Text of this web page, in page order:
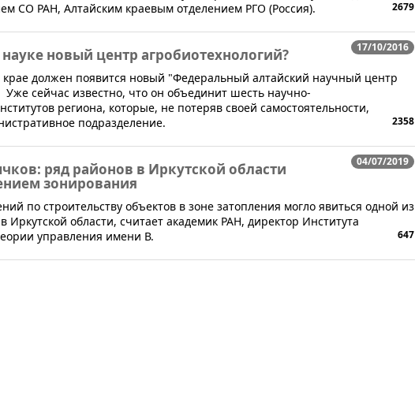
СО РАН, Алтайским краевым отделением РГО (Россия).
2679
17/10/2016
новый центр агробиотехнологий?
крае должен появится новый "Федеральный алтайский научный центр
Уже сейчас известно, что он объединит шесть научно-
региона, которые, не потеряв своей самостоятельности,
подразделение.
2358
04/07/2019
ряд районов в Иркутской области
зонирования
по строительству объектов в зоне затопления могло явиться одной из
области, считает академик РАН, директор Института
управления имени В.
647